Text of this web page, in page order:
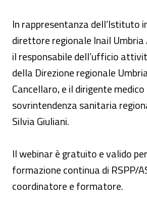
In rappresentanza dell’Istituto
direttore regionale Inail Umbria
il responsabile dell’ufficio
della Direzione regionale
Cancellaro, e il dirigente
sovrintendenza sanitaria
Silvia Giuliani.
Il webinar è gratuito e valido
formazione continua di RSPP/
coordinatore e formatore.